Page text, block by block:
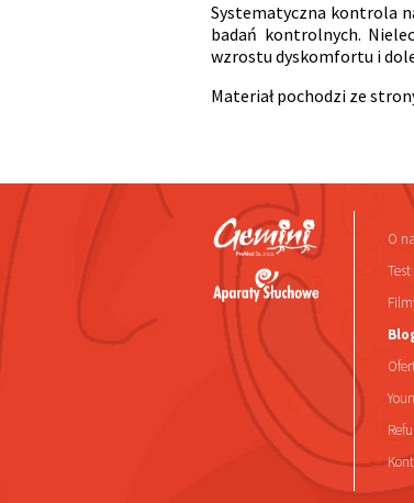
Systematyczna kontrola
badań kontrolnych.
wzrostu dyskomfortu i
Materiał pochodzi ze
O